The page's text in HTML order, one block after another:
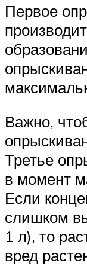
Первое
Важно,
Третье
в момент
Если
слишком
1 л), то
вред